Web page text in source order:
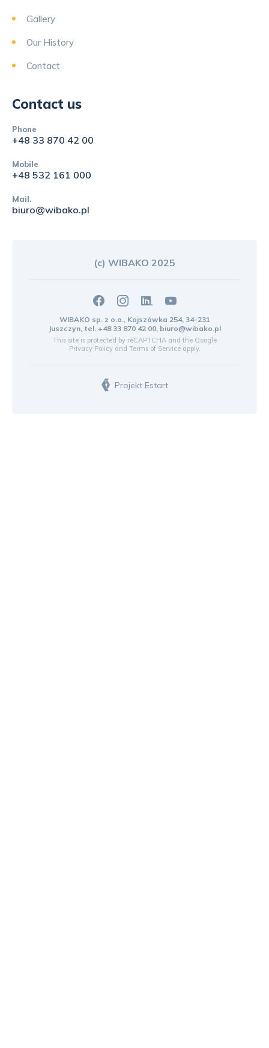
Gallery
Our History
Contact
Contact us
Phone
+48 33 870 42 00
Mobile
+48 532 161 000
Mail.
biuro@wibako.pl
(c) WIBAKO 2025
WIBAKO sp. z o.o., Kojszówka 254, 34-231
Juszczyn, tel. +48 33 870 42 00 biuro@wibako.pl
This site is protected by reCAPTCHA and the Google
Privacy Policyand Terms of Serviceapply.
Projekt Estart